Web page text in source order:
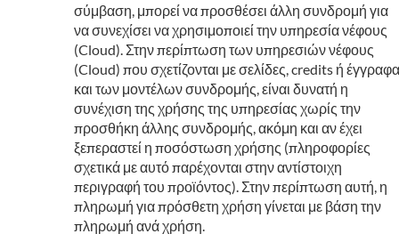
σύμβαση, μπορεί να προσθέσει άλλη συνδρομή για
να συνεχίσει να χρησιμοποιεί την υπηρεσία νέφους
(Cloud). Στην περίπτωση των υπηρεσιών νέφους
(Cloud) που σχετίζονται με σελίδες, credits ή έγγραφα
και των μοντέλων συνδρομής, είναι δυνατή η
συνέχιση της χρήσης της υπηρεσίας χωρίς την
προσθήκη άλλης συνδρομής, ακόμη και αν έχει
ξεπεραστεί η ποσόστωση χρήσης (πληροφορίες
σχετικά με αυτό παρέχονται στην αντίστοιχη
περιγραφή του προϊόντος). Στην περίπτωση αυτή, η
πληρωμή για πρόσθετη χρήση γίνεται με βάση την
πληρωμή ανά χρήση.